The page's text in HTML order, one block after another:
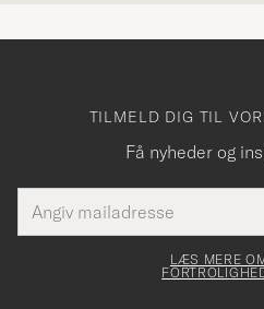
TILMELD DIG TIL
Få nyheder og
mailadresse
skal
Tack
för
LÆS MERE